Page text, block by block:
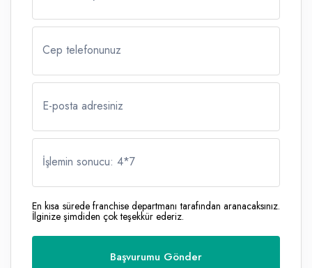
Cep telefonunuz
E-posta adresiniz
İşlemin sonucu: 4*7
En kısa sürede franchise departmanı tarafından aranacaksınız.
İlginize şimdiden çok teşekkür ederiz.